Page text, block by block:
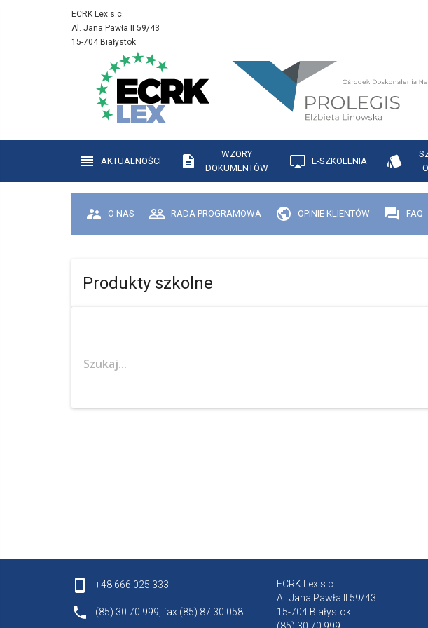
ECRK Lex s.c.
Al. Jana Pawła II 59/43
15-704 Białystok
AKTUALNOŚCI
WZORY
DOKUMENTÓW
E-SZKOLENIA
O NAS RADA PROGRAMOWA OPINIE KLIENTÓW FAQ
Produkty szkolne
Szukaj...
+48 666 025 333
(85) 30 70 999, fax (85) 87 30 058
ECRK Lex s.c.
Al. Jana Pawła II 59/43
15-704 Białystok